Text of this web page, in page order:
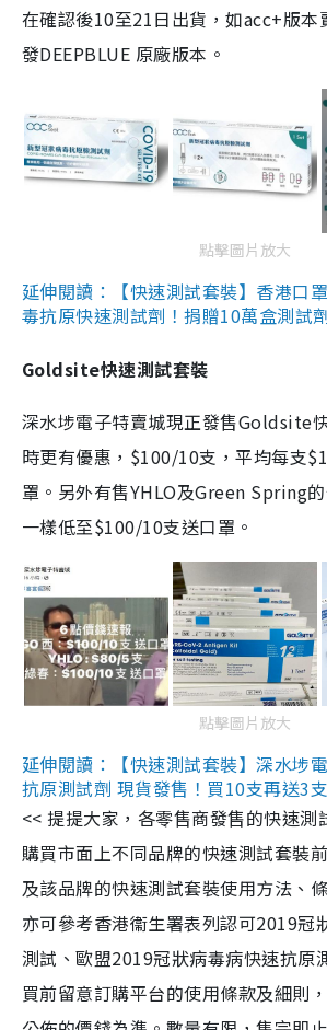
在確認後10至21日出貨，如acc+版本
發DEEPBLUE 原廠版本。
點擊圖片放大
延伸閱讀：【快速測試套裝】香港口
毒抗原快速測試劑！捐贈10萬盒測試
Goldsite快速測試套裝
深水埗電子特賣城現正發售Goldsite
時更有優惠，$100/10支，平均每支
罩。另外有售YHLO及Green Spring的
一樣低至$100/10支送口罩。
點擊圖片放大
延伸閱讀：【快速測試套裝】深水埗
抗原測試劑 現貨發售！買10支再送3
<< 提提大家，各零售商發售的快速測
購買市面上不同品牌的快速測試套裝
及該品牌的快速測試套裝使用方法、
亦可參考香港衞生署表列認可2019冠
測試、歐盟2019冠狀病毒病快速抗原
買前留意訂購平台的使用條款及細則